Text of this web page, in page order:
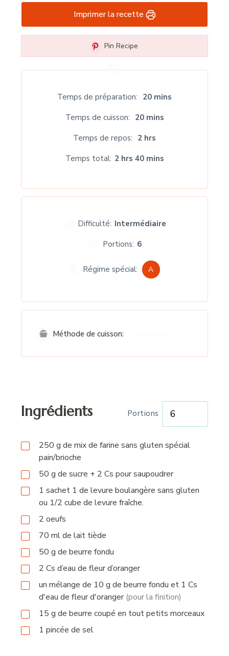
Imprimer la recette
Pin Recipe
Temps de préparation
20 mins
Temps de cuisson
20 mins
Temps de repos
2 hrs
Temps total 2 hrs 40 mins
Difficulté: Intermédiaire
Portions: 6
Régime spécial: A
Méthode de cuisson:
Ingrédients Portions
250 g de mix de farine sans gluten spécial
pain/brioche
50 g de sucre + 2 Cs pour saupoudrer
1 sachet 1 de levure boulangère sans gluten
ou 1/2 cube de levure fraîche.
2 oeufs
70 mlde lait tiède
50 g de beurre fondu
2 Cs d’eau de fleur d’oranger
un mélange de 10 g de beurre fondu et 1 Cs
d'eau de fleur d'oranger(pour la finition)
15 g de beurre coupé en tout petits morceaux
1 pincée de sel